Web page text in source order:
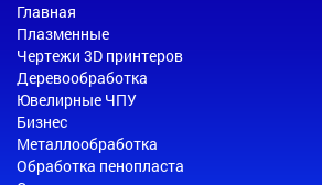
Главная
Плазменные
Чертежи 3D принтеров
Деревообработка
Ювелирные ЧПУ
Бизнес
Металлообработка
Обработка пенопласта